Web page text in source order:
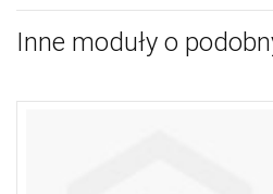
Inne moduły o